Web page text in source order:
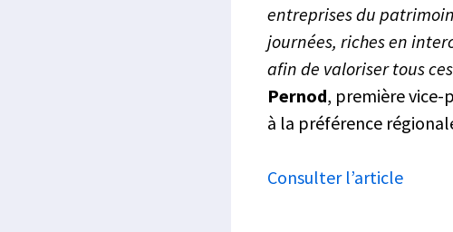
entreprises du
journées, riches en
afin de valoriser tous
Pernod, première vice-
à la préférence
Consulter l’article